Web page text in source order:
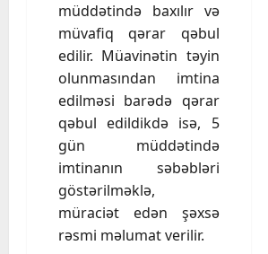
müddətində baxılır və
müvafiq qərar qəbul
edilir. Müavinətin təyin
olunmasından imtina
edilməsi barədə qərar
qəbul edildikdə isə, 5
gün müddətində
imtinanın səbəbləri
göstərilməklə,
müraciət edən şəxsə
rəsmi məlumat verilir.